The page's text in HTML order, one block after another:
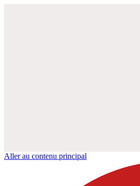
Aller au contenu principal